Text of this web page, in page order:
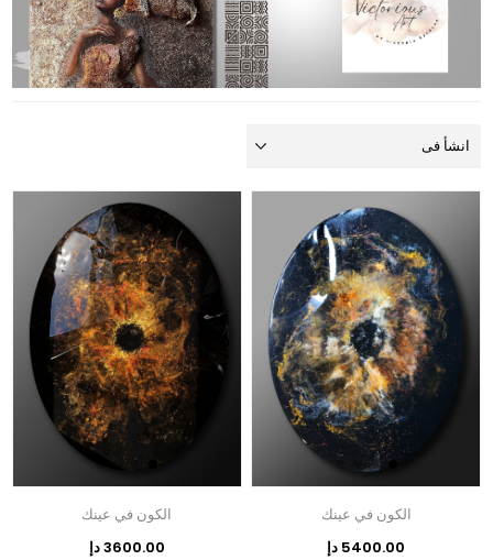
الكون في عينك
5400.00 دإ
الكون في عينك
3600.00 دإ